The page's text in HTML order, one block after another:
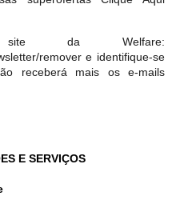
da Welfare:
remover e identifique-se
receberá mais os e-mails
E SERVIÇOS